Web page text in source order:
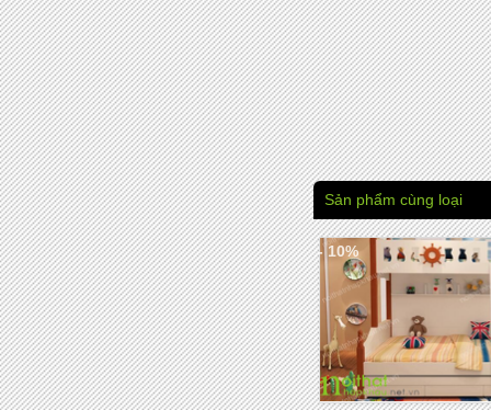
Sản phẩm cùng loại
- 10%